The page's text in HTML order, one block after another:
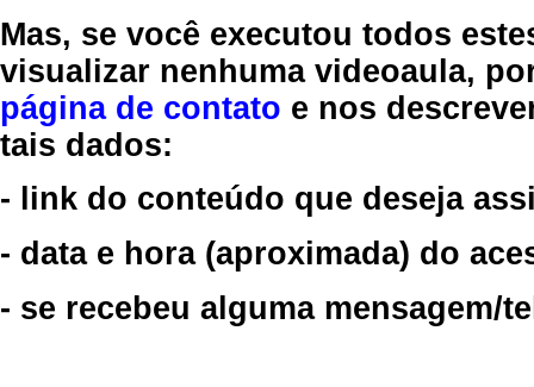
Mas, se você executou todos
visualizar nenhuma videoaula,
página de contato e nos
tais dados:
- link do conteúdo que deseja
- data e hora (aproximada) do
- se recebeu alguma mensagem/